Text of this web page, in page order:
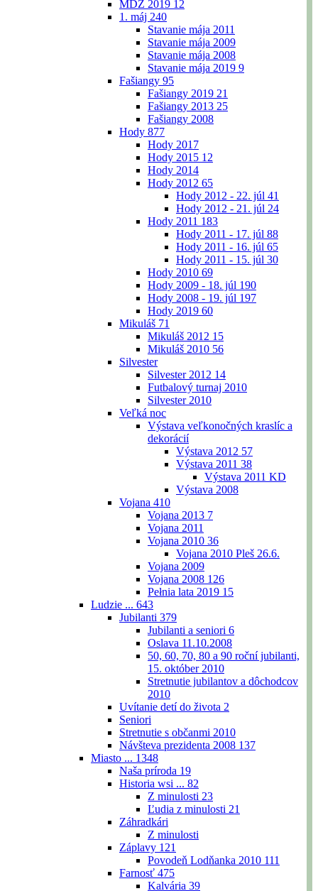
MDŽ 2019 12
1. máj 240
Stavanie mája 2011
Stavanie mája 2009
Stavanie mája 2008
Stavanie mája 2019 9
Fašiangy 95
Fašiangy 2019 21
Fašiangy 2013 25
Fašiangy 2008
Hody 877
Hody 2017
Hody 2015 12
Hody 2014
Hody 2012 65
Hody 2012 - 22. júl 41
Hody 2012 - 21. júl 24
Hody 2011 183
Hody 2011 - 17. júl 88
Hody 2011 - 16. júl 65
Hody 2011 - 15. júl 30
Hody 2010 69
Hody 2009 - 18. júl 190
Hody 2008 - 19. júl 197
Hody 2019 60
Mikuláš 71
Mikuláš 2012 15
Mikuláš 2010 56
Silvester
Silvester 2012 14
Futbalový turnaj 2010
Silvester 2010
Veľká noc
Výstava veľkonočných kraslíc a
dekorácií
Výstava 2012 57
Výstava 2011 38
Výstava 2011 KD
Výstava 2008
Vojana 410
Vojana 2013 7
Vojana 2011
Vojana 2010 36
Vojana 2010 Pleš 26.6.
Vojana 2009
Vojana 2008 126
Pełnia lata 2019 15
Ludzie ... 643
Jubilanti 379
Jubilanti a seniori 6
Oslava 11.10.2008
50, 60, 70, 80 a 90 roční jubilanti,
15. október 2010
Stretnutie jubilantov a dôchodcov
2010
Uvítanie detí do života 2
Seniori
Stretnutie s občanmi 2010
Návšteva prezidenta 2008 137
Miasto ... 1348
Naša príroda 19
Historia wsi ... 82
Z minulosti 23
Ľudia z minulosti 21
Záhradkári
Z minulosti
Záplavy 121
Povodeň Lodňanka 2010 111
Farnosť 475
Kalvária 39